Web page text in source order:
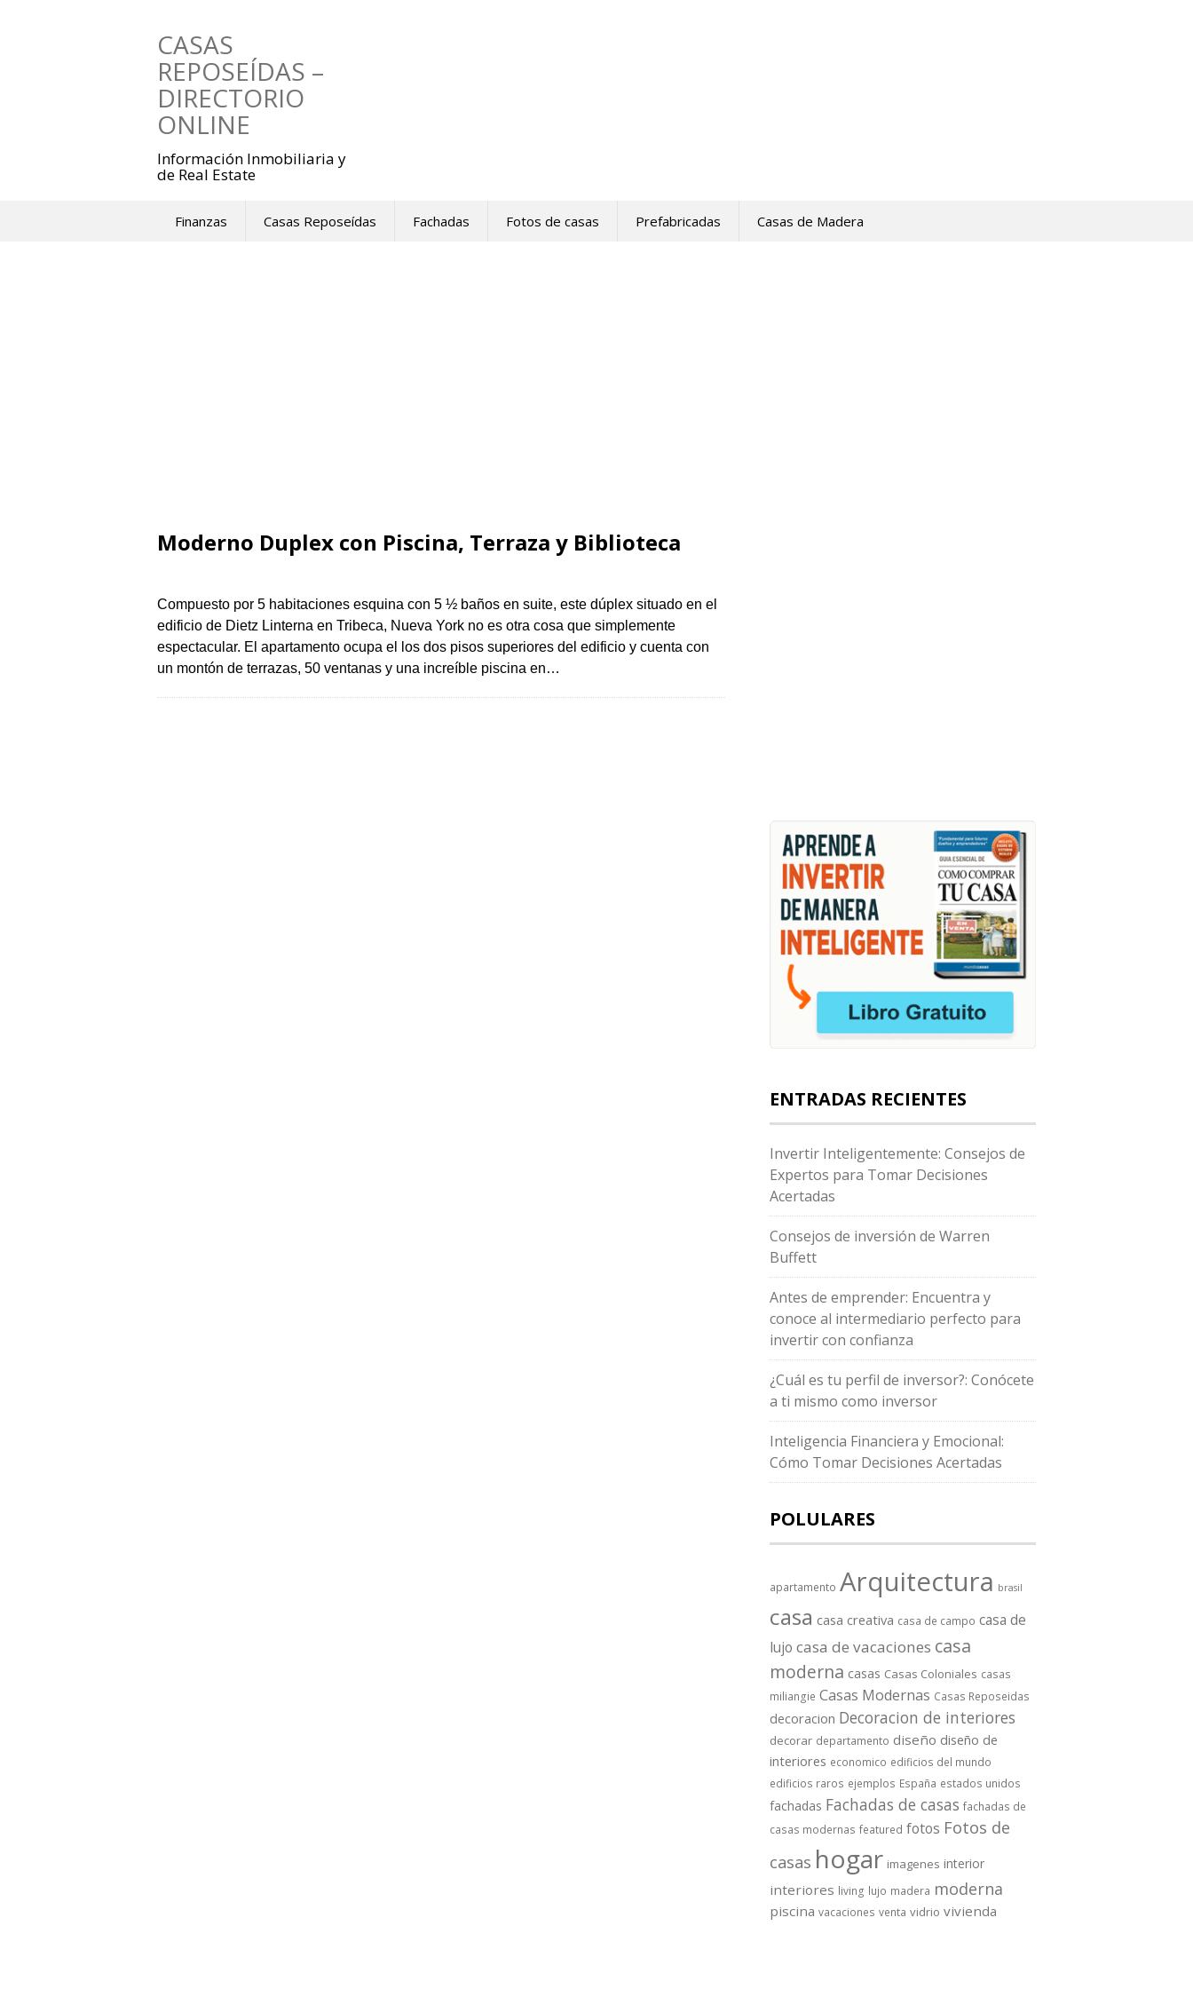
CASAS
REPOSEÍDAS –
DIRECTORIO
ONLINE
Información Inmobiliaria y
de Real Estate
Finanzas Casas Reposeídas Fachadas Fotos de casas Prefabricadas Casas de Madera
Moderno Duplex con Piscina, Terraza y Biblioteca
Compuesto por 5 habitaciones esquina con 5 ½ baños en suite, este dúplex situado en el
edificio de Dietz Linterna en Tribeca, Nueva York no es otra cosa que simplemente
espectacular. El apartamento ocupa el los dos pisos superiores del edificio y cuenta con
un montón de terrazas, 50 ventanas y una increíble piscina en…
ENTRADAS RECIENTES
Invertir Inteligentemente: Consejos de
Expertos para Tomar Decisiones
Acertadas
Consejos de inversión de Warren
Buffett
Antes de emprender: Encuentra y
conoce al intermediario perfecto para
invertir con confianza
¿Cuál es tu perfil de inversor?: Conócete
a ti mismo como inversor
Inteligencia Financiera y Emocional:
Cómo Tomar Decisiones Acertadas
POLULARES
apartamento Arquitectura brasil
casa casa creativa casa de campo casa de
lujo casa de vacaciones casa
moderna casas Casas Coloniales casas
miliangie Casas Modernas Casas Reposeidas
decoracion Decoracion de interiores
decorar departamento diseño diseño de
interiores economico edificios del mundo
edificios raros ejemplos España estados unidos
fachadas Fachadas de casas fachadas de
casas modernas featured fotos Fotos de
casas hogar imagenes interior
interiores living lujo madera moderna
piscina vacaciones venta vidrio vivienda